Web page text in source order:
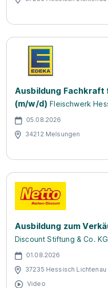
Ausbildung
(m/w/d) Fleischwerk
05.08.2026
34212 Melsungen
Ausbildung zum
Discount Stiftung & Co. KG
01.08.2026
37235 Hessisch Lichtenau
Video